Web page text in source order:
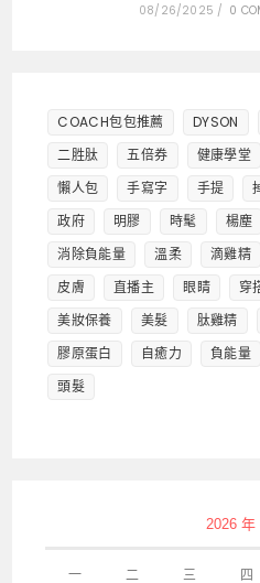
08/26/2025 / 0
COACH包包推薦 DYSON
二胜肽
五倍券 健康學堂
懶人包
手寫字 手提
政府
明膠 時髦 楊塵
消除負能量
溫柔 滴雞精
皮膚
直播主 眼睛 穿
美妝保養
美髮 肽雞精
膠原蛋白
自癒力 負能量
頭髮
2026 年
一 二 三 四